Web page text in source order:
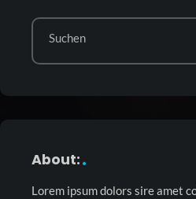
Suchen
About:
Lorem ipsum dolors sire amet